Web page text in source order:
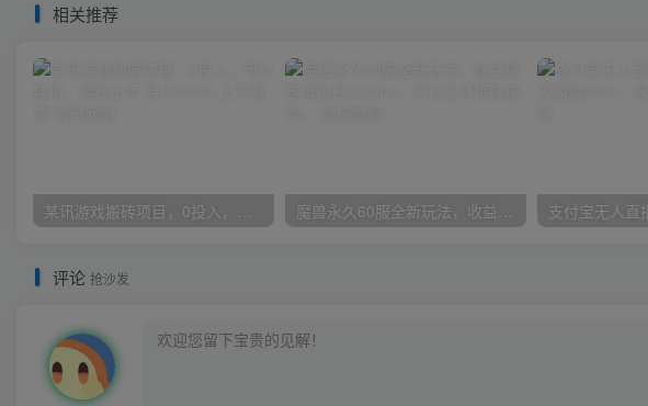
相关推荐
评论 抢沙发